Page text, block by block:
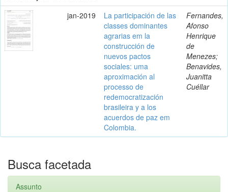
jan-2019
La participación de las
classes dominantes
agrarias em la
construcción de
nuevos pactos
sociales: uma
aproximación al
processo de
redemocratización
brasileira y a los
acuerdos de paz em
Colombia.
Fernandes,
Afonso
Henrique
de
Menezes;
Benavides,
Juanitta
Cuéllar
Busca facetada
Assunto